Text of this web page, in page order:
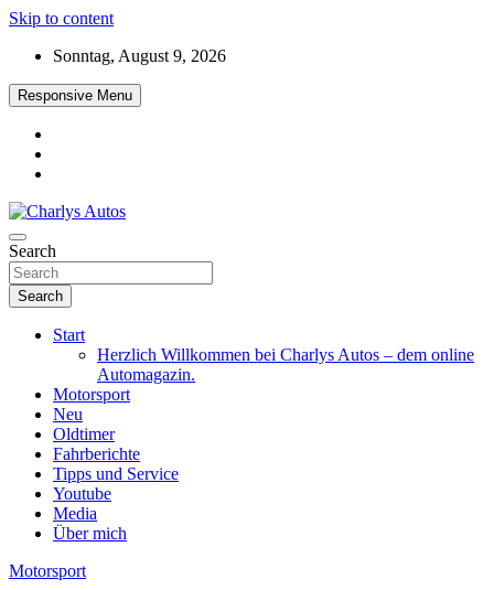
Skip to content
Sonntag, August 9, 2026
Responsive Menu
Charlys Autos
Das neue Automagazin – global. regional. informativ. interaktiv
Search
Search
Start
Herzlich Willkommen bei Charlys Autos – dem online
Automagazin.
Motorsport
Neu
Oldtimer
Fahrberichte
Tipps und Service
Youtube
Media
Über mich
Motorsport